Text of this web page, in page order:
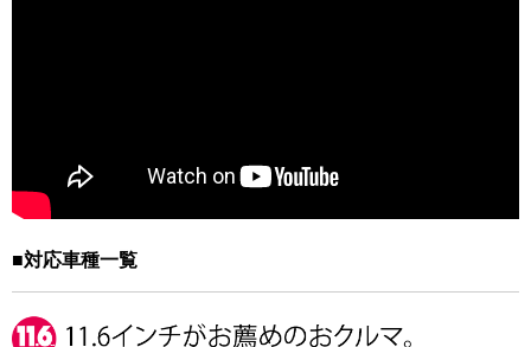
■対応車種一覧